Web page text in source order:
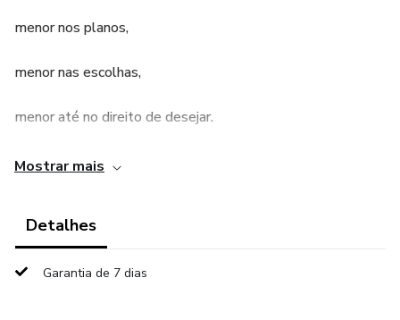
menor nos planos,
menor nas escolhas,
menor até no direito de desejar.
Aqui não há promessas de enriquecimento rápido.
Não há discursos motivacionais vazios.
Mostrar mais
Detalhes
Garantia de 7 dias